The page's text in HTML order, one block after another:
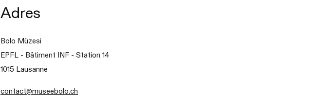
Adres
Bolo Müzesi
EPFL - Bâtiment INF - Station 14
1015 Lausanne
contact@museebolo.ch